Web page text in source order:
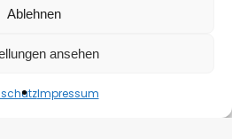
Ablehnen
ansehen
Impressum